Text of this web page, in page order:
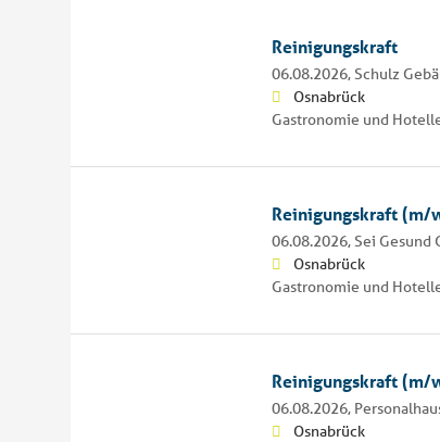
Reinigungskraft
06.08.2026, Schulz
Osnabrück
Gastronomie und
Reinigungskraft (m/
06.08.2026, Sei Gesund
Osnabrück
Gastronomie und
Reinigungskraft (m/
06.08.2026,
Osnabrück